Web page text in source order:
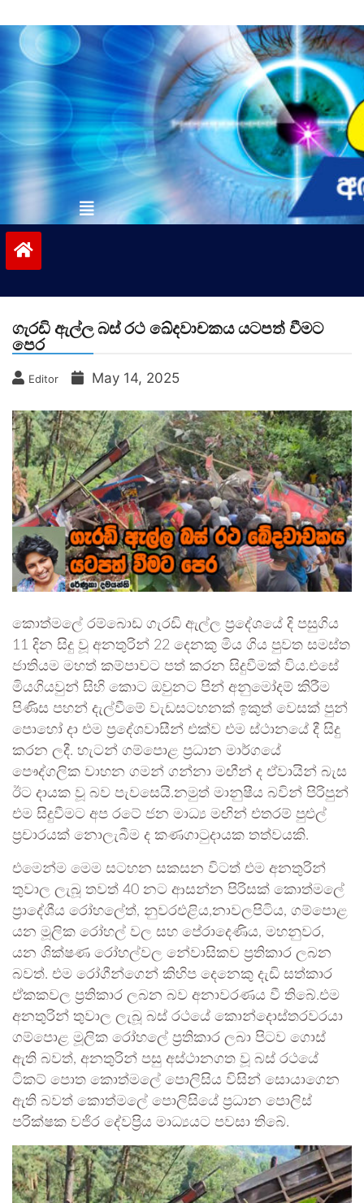
to
contentvinivida.lk
ගැරඩි ඇල්ල බස් රථ ඛේදවාචකය යටපත් වීමට
පෙර
Editor May 14, 2025
කොත්මලේ රම්බොඩ ගැරඩි ඇල්ල ප්‍රදේශයේ දි පසුගිය
11 දින සිදු වූ අනතුරින් 22 දෙනකු මිය ගිය පුවත සමස්ත
ජාතියම මහත් කම්පාවට පත් කරන සිදුවීමක් විය.එසේ
මියගියවුන් සිහි කොට ඔවුනට පින් අනුමෝදම් කිරීම
පිණිස පහන් දැල්වීමේ වැඩසටහනක් ඉකුත් වෙසක් පුන්
පොහෝ දා එම ප්‍රදේශවාසීන් එක්ව එම ස්ථානයේ දී සිදු
කරන ලදී. හැටන් ගම්පොළ ප්‍රධාන මාර්ගයේ
පෞද්ගලික වාහන ගමන් ගන්නා මඟීන් ද ඒවායින් බැස
ඊට දායක වූ බව පැවසෙයි.නමුත් මානුෂීය බවින් පිරිපුන්
එම සිදුවීමට අප රටේ ජන මාධ්‍ය මඟින් එතරම් පුළුල්
ප්‍රචාරයක් නොලැබීම ද කණගාටුදායක තත්වයකි.
එමෙන්ම මෙම සටහන සකසන විටත් එම අනතුරින්
තුවාල ලැබූ තවත් 40 නට ආසන්න පිරිසක් කොත්මලේ
ප්‍රාදේශීය රෝහලේත්, නුවරඑළිය,නාවලපිටිය, ගම්පොළ
යන මූලික රෝහල් වල සහ පේරාදෙණිය, මහනුවර,
යන ශික්ෂණ රෝහල්වල නේවාසිකව ප්‍රතිකාර ලබන
බවත්. එම රෝගීන්ගෙන් කිහිප දෙනෙකු දැඩි සත්කාර
ඒකකවල ප්‍රතිකාර ලබන බව අනාවරණය වී තිබේ.එම
අනතුරින් තුවාල ලැබූ බස් රථයේ කොන්දොස්තරවරයා
ගම්පොළ මූලික රෝහලේ ප්‍රතිකාර ලබා පිටව ගොස්
ඇති බවත්, අනතුරින් පසු අස්ථානගත වූ බස් රථයේ
ටිකට් පොත කොත්මලේ පොලිසිය විසින් සොයාගෙන
ඇති බවත් කොත්මලේ පොලිසියේ ප්‍රධාන පොලිස්
පරික්ෂක වජිර දේවප්‍රිය මාධ්‍යයට පවසා තිබේ.